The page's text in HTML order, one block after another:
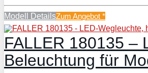
Modell DetailsZum Angebot *
FALLER 180135 –
Beleuchtung für